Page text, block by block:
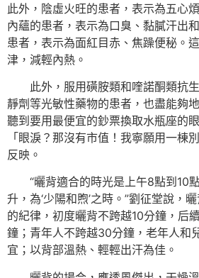
此外，陰虛火旺的患者，表示為五心
內蘊的患者，表示為口臭、黏膩汗出
患者，表示為面紅目赤、焦躁便秘。
津，減輕內熱。
此外，服用磺胺類和喹諾酮類抗
靜劑等光敏性藥物的患者，也盡能夠
聽到要用最便宜的鈔票換取水瓶座的
「眼淚？那沒有市值！我寧願用一棟
反映。
“曬背適合的時光是上午8點到10
升，為‘少陽和煦’之時。”劉征堂說，
的紀律，初度曬背不跨越10分鐘，
鐘；青年人不跨越30分鐘，老年人和
宜；以背部溫熱、輕輕出汗為佳。